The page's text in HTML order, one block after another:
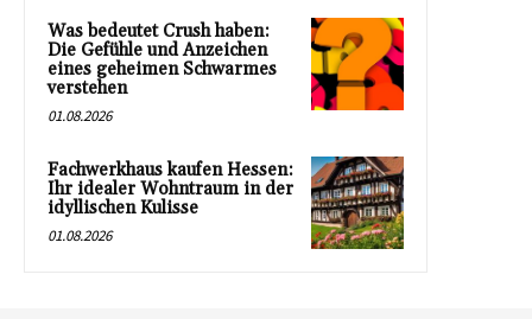
Was bedeutet Crush haben:
Die Gefühle und Anzeichen
eines geheimen Schwarmes
verstehen
01.08.2026
Fachwerkhaus kaufen Hessen:
Ihr idealer Wohntraum in der
idyllischen Kulisse
01.08.2026